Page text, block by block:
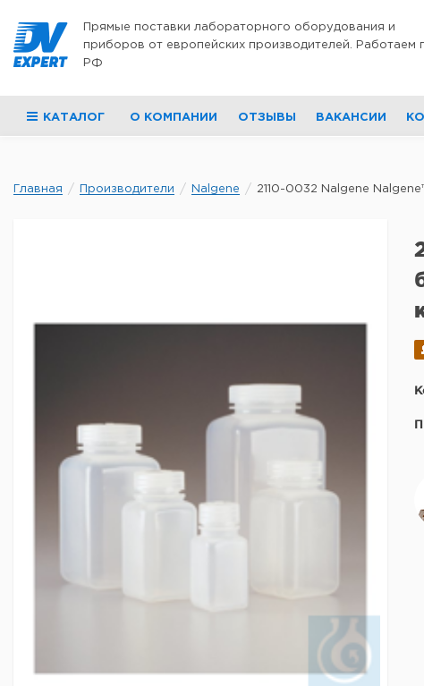
Прямые поставки лабораторного оборудования и
приборов от европейских производителей. Работаем
РФ
КАТАЛОГ О КОМПАНИИ ОТЗЫВЫ ВАКАНСИИ
Главная Производители Nalgene 2110-0032 Nalgene